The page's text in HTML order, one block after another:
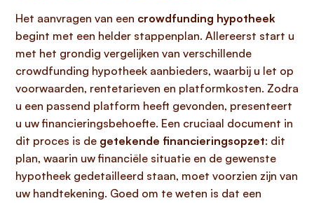
Het aanvragen van een crowdfunding hypotheek
begint met een helder stappenplan. Allereerst start u
met het grondig vergelijken van verschillende
crowdfunding hypotheek aanbieders, waarbij u let op
voorwaarden, rentetarieven en platformkosten. Zodra
u een passend platform heeft gevonden, presenteert
u uw financieringsbehoefte. Een cruciaal document in
dit proces is de getekende financieringsopzet: dit
plan, waarin uw financiële situatie en de gewenste
hypotheek gedetailleerd staan, moet voorzien zijn van
uw handtekening. Goed om te weten is dat een